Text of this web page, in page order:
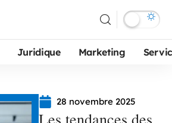
Juridique Marketing
28 novembre 2025
Les tendances des